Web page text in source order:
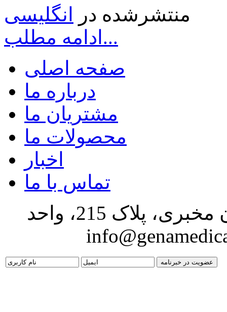
منتشرشده در
انگلیسی
ادامه مطلب...
صفحه اصلی
درباره ما
مشتریان ما
محصولات ما
اخبار
تماس با ما
تهران، جنت آباد مرکزی، خیابان مخبری، پلاک 215، واحد